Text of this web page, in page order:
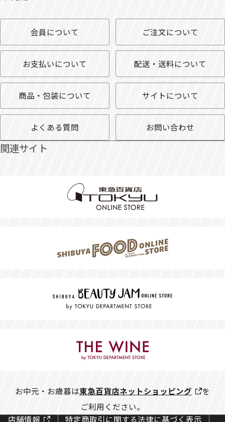
会員について ご注文について
お支払いについて 配送・送料について
商品・包装について サイトについて
よくある質問 お問い合わせ
関連サイト
お中元・お歳暮は東急百貨店ネットショッピング
を
ご利用ください。
店舗情報
特定商取引に関する法律に基づく表示